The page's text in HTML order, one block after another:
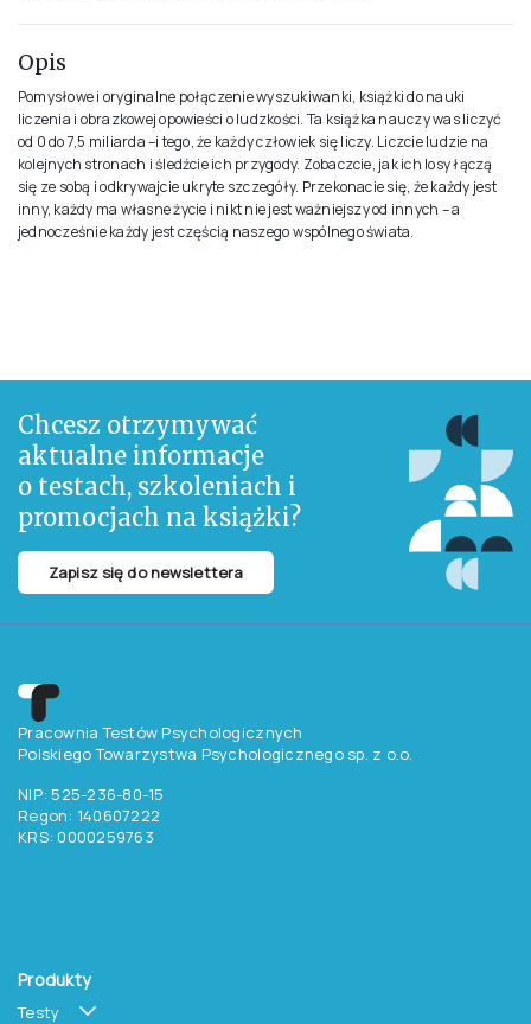
Opis
Pomysłowe i oryginalne połączenie wyszukiwanki, książki do nauki
liczenia i obrazkowej opowieści o ludzkości. Ta książka nauczy was liczyć
od 0 do 7,5 miliarda –i tego, że każdy człowiek się liczy. Liczcie ludzie na
kolejnych stronach i śledźcie ich przygody. Zobaczcie, jak ich losy łączą
się ze sobą i odkrywajcie ukryte szczegóły. Przekonacie się, że każdy jest
inny, każdy ma własne życie i nikt nie jest ważniejszy od innych – a
jednocześnie każdy jest częścią naszego wspólnego świata.
Chcesz otrzymywać
aktualne informacje
o testach, szkoleniach i
promocjach na książki?
Zapisz się do newslettera
Pracownia Testów Psychologicznych
Polskiego Towarzystwa Psychologicznego sp. z o.o.
NIP: 525-236-80-15
Regon: 140607222
KRS: 0000259763
Produkty
Testy